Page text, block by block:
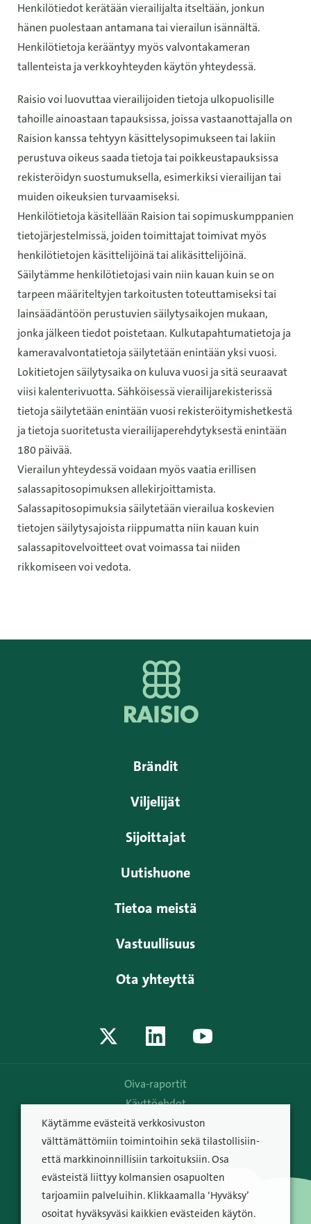
Henkilötiedot kerätään vierailijalta itseltään, jonkun
hänen puolestaan antamana tai vierailun isännältä.
Henkilötietoja kerääntyy myös valvontakameran
tallenteista ja verkkoyhteyden käytön yhteydessä.
Raisio voi luovuttaa vierailijoiden tietoja ulkopuolisille
tahoille ainoastaan tapauksissa, joissa vastaanottajalla on
Raision kanssa tehtyyn käsittelysopimukseen tai lakiin
perustuva oikeus saada tietoja tai poikkeustapauksissa
rekisteröidyn suostumuksella, esimerkiksi vierailijan tai
muiden oikeuksien turvaamiseksi.
Henkilötietoja käsitellään Raision tai sopimuskumppanien
tietojärjestelmissä, joiden toimittajat toimivat myös
henkilötietojen käsittelijöinä tai alikäsittelijöinä.
Säilytämme henkilötietojasi vain niin kauan kuin se on
tarpeen määriteltyjen tarkoitusten toteuttamiseksi tai
lainsäädäntöön perustuvien säilytysaikojen mukaan,
jonka jälkeen tiedot poistetaan. Kulkutapahtumatietoja ja
kameravalvontatietoja säilytetään enintään yksi vuosi.
Lokitietojen säilytysaika on kuluva vuosi ja sitä seuraavat
viisi kalenterivuotta. Sähköisessä vierailijarekisterissä
tietoja säilytetään enintään vuosi rekisteröitymishetkestä
ja tietoja suoritetusta vierailijaperehdytyksestä enintään
180 päivää.
Vierailun yhteydessä voidaan myös vaatia erillisen
salassapitosopimuksen allekirjoittamista.
Salassapitosopimuksia säilytetään vierailua koskevien
tietojen säilytysajoista riippumatta niin kauan kuin
salassapitovelvoitteet ovat voimassa tai niiden
rikkomiseen voi vedota.
Brändit
Viljelijät
Sijoittajat
Uutishuone
Tietoa meistä
Vastuullisuus
Ota yhteyttä
Oiva-raportit
Käyttöehdot
Tietosuojakäytäntö
© Raisio Oyj 2026
Käytämme evästeitä verkkosivuston
välttämättömiin toimintoihin sekä tilastollisiin-
että markkinoinnillisiin tarkoituksiin. Osa
evästeistä liittyy kolmansien osapuolten
tarjoamiin palveluihin. Klikkaamalla ‘Hyväksy’
osoitat hyväksyväsi kaikkien evästeiden käytön.